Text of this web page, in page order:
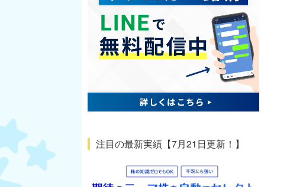
注目の最新実績【7月21日更新！】